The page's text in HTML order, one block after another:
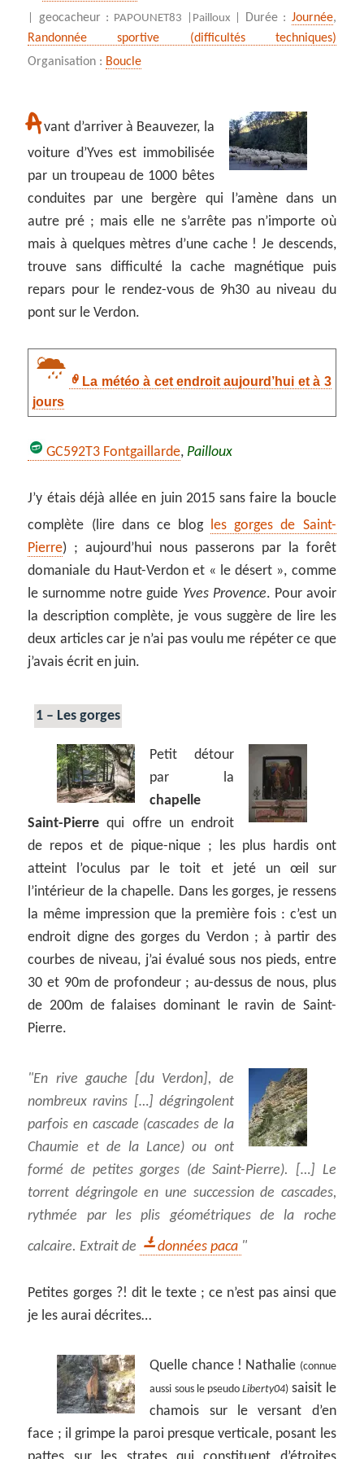
geocacheur : PAPOUNET83 | Pailloux | Durée : Journée,
Randonnée sportive (difficultés techniques)
Organisation : Boucle
Avant d’arriver à Beauvezer, la
voiture d’Yves est immobilisée
par un troupeau de 1000 bêtes
conduites par une bergère qui l’amène dans un
autre pré ; mais elle ne s’arrête pas n’importe où
mais à quelques mètres d’une cache ! Je descends,
trouve sans difficulté la cache magnétique puis
repars pour le rendez-vous de 9h30 au niveau du
pont sur le Verdon.
La météo à cet endroit aujourd’hui et à 3
jours
GC592T3 Fontgaillarde, Pailloux
J’y étais déjà allée en juin 2015 sans faire la boucle
complète (lire dans ce blog les gorges de Saint-
Pierre) ; aujourd’hui nous passerons par la forêt
domaniale du Haut-Verdon et « le désert », comme
le surnomme notre guide Yves Provence. Pour avoir
la description complète, je vous suggère de lire les
deux articles car je n’ai pas voulu me répéter ce que
j’avais écrit en juin.
1 – Les gorges
Petit détour
par la
chapelle
Saint-Pierre qui offre un endroit
de repos et de pique-nique ; les plus hardis ont
atteint l’oculus par le toit et jeté un œil sur
l’intérieur de la chapelle. Dans les gorges, je ressens
la même impression que la première fois : c’est un
endroit digne des gorges du Verdon ; à partir des
courbes de niveau, j’ai évalué sous nos pieds, entre
30 et 90m de profondeur ; au-dessus de nous, plus
de 200m de falaises dominant le ravin de Saint-
Pierre.
En rive gauche [du Verdon], de
nombreux ravins […] dégringolent
parfois en cascade (cascades de la
Chaumie et de la Lance) ou ont
formé de petites gorges (de Saint-Pierre). […] Le
torrent dégringole en une succession de cascades,
rythmée par les plis géométriques de la roche
calcaire. Extrait de
données paca
Petites gorges ?! dit le texte ; ce n’est pas ainsi que
je les aurai décrites…
Quelle chance ! Nathalie (connue
aussi sous le pseudoLiberty04) saisit le
chamois sur le versant d’en
face ; il grimpe la paroi presque verticale, posant les